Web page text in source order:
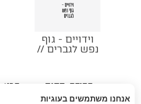
וידויים - גוף
נפש לגברים //
הקודם : תחנת
רוח - סדנה רב
הבא
אנחנו משתמשים בעוגיות